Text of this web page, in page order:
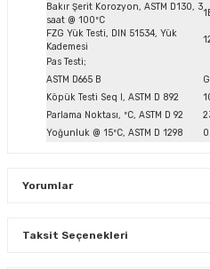
Bakır Şerit Korozyon, ASTM D130, 3
saat @ 100ºC
FZG Yük Testi, DIN 51534, Yük
Kademesi
Pas Testi;
ASTM D665 B
Köpük Testi Seq I, ASTM D 892
Parlama Noktası, ºC, ASTM D 92
Yoğunluk @ 15ºC, ASTM D 1298
Yorumlar
Taksit Seçenekleri